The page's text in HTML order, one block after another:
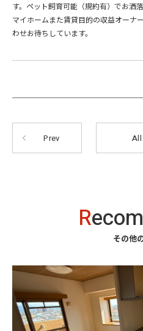
す。ペット飼育可能（規約有）でお洒
マイホームまた賃貸目的の収益オーナ
わせお待ちしています。
Prev All
R
その他